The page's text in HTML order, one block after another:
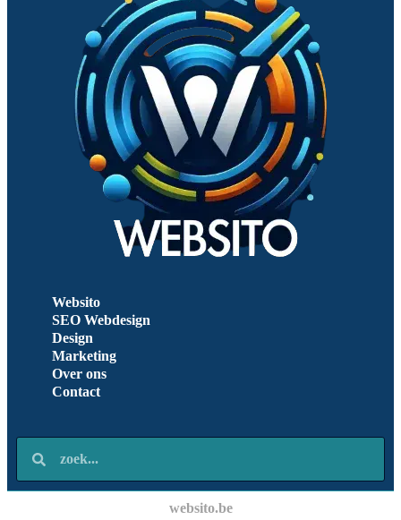
Websito
SEO Webdesign
Design
Marketing
Over ons
Contact
websito.be